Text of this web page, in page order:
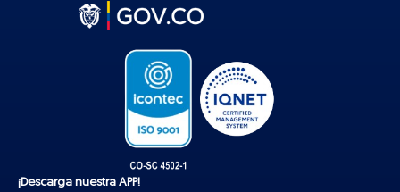
¡Descarga nuestra APP!